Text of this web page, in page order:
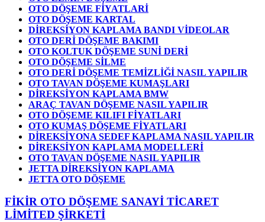
OTO DÖŞEME FİYATLARİ
OTO DÖŞEME KARTAL
DİREKSİYON KAPLAMA BANDI VİDEOLAR
OTO DERİ DÖŞEME BAKIMI
OTO KOLTUK DÖŞEME SUNİ DERİ
OTO DÖŞEME SİLME
OTO DERİ DÖŞEME TEMİZLİĞİ NASIL YAPILIR
OTO TAVAN DÖŞEME KUMAŞLARI
DİREKSİYON KAPLAMA BMW
ARAÇ TAVAN DÖŞEME NASIL YAPILIR
OTO DÖŞEME KILIFI FİYATLARI
OTO KUMAŞ DÖŞEME FİYATLARI
DİREKSİYONA SEDEF KAPLAMA NASIL YAPILIR
DİREKSİYON KAPLAMA MODELLERİ
OTO TAVAN DÖŞEME NASIL YAPILIR
JETTA DİREKSİYON KAPLAMA
JETTA OTO DÖŞEME
FİKİR OTO DÖŞEME SANAYİ TİCARET
LİMİTED ŞİRKETİ